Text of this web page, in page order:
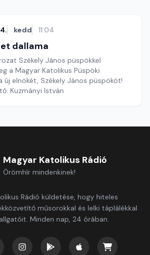
kedd 11:04
dallama
Székely János püspökkel
a Magyar Katolikus Püspöki
új elnökét, Székely János püspököt!
Kuzmányi István
Magyar Katolikus Rádió
Örömhír mindenkinek!
Rádió küldetése, hogy hiteles
műsorokkal és lelki táplálékkal
Minden nap, 24 órában.